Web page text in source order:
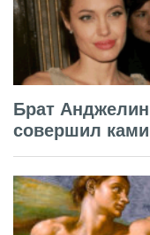
Брат
совершил